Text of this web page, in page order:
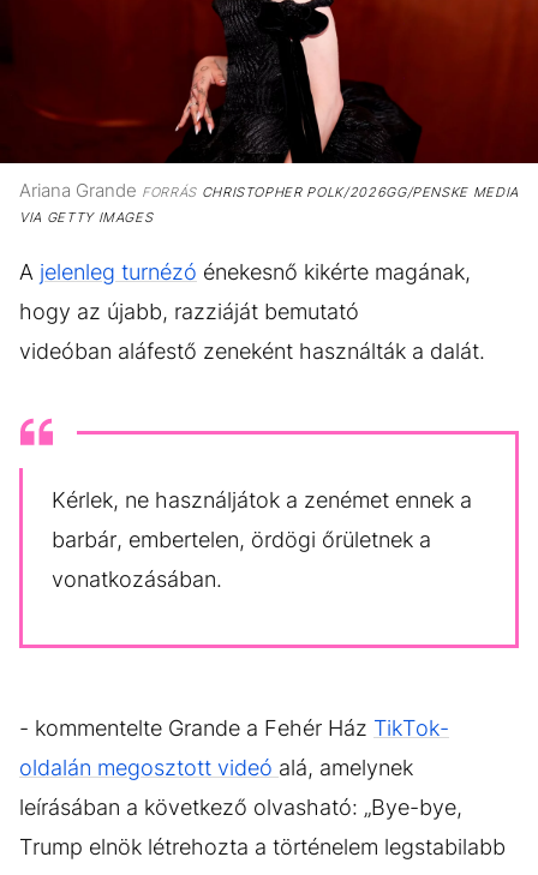
Ariana Grande FORRÁSCHRISTOPHER POLK/2026GG/PENSKE MEDIA
VIA GETTY IMAGES
A jelenleg turnézó énekesnő kikérte magának,
hogy az újabb, razziáját bemutató
videóban aláfestő zeneként használták a dalát.
Kérlek, ne használjátok a zenémet ennek a
barbár, embertelen, ördögi őrületnek a
vonatkozásában.
- kommentelte Grande a Fehér Ház TikTok-
oldalán megosztott videó alá, amelynek
leírásában a következő olvasható: „Bye-bye,
Trump elnök létrehozta a történelem legstabilabb